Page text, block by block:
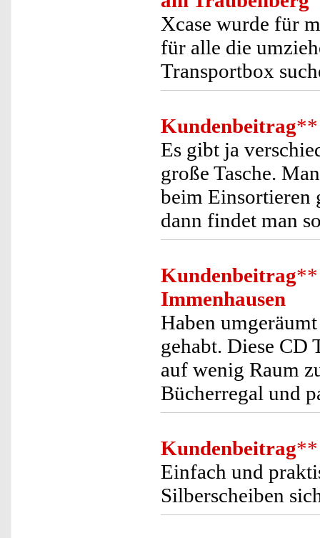
Xcase wurde für
für alle die
Transportbox
Kundenbeitrag**
Es gibt ja
große Tasche.
beim Einsortieren
dann findet man
Kundenbeitrag**
Immenhausen
Haben
gehabt. Diese CD
auf wenig Raum
Bücherregal und
Kundenbeitrag**
Einfach und
Silberscheiben